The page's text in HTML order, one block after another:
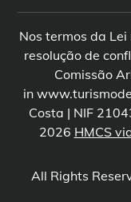
Nos termos da
resolução de
Comissão
in
Costa | NIF
2026 HMCS
All Rights